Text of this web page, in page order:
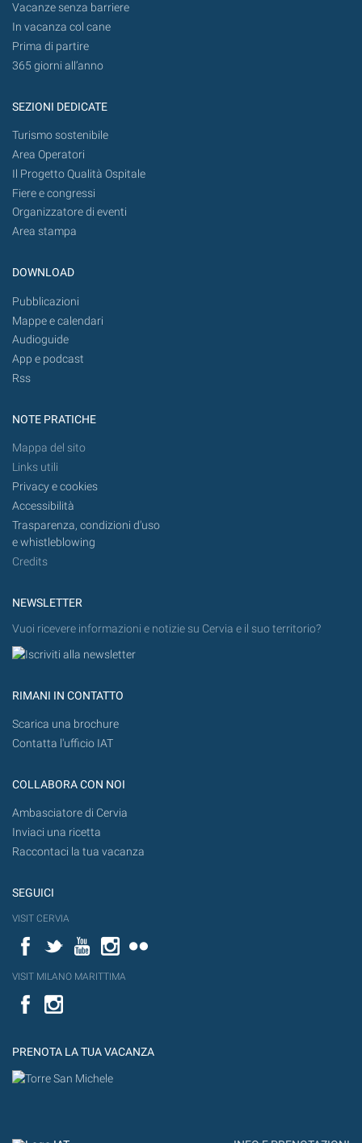
Vacanze senza barriere
In vacanza col cane
Prima di partire
365 giorni all’anno
SEZIONI DEDICATE
Turismo sostenibile
Area Operatori
Il Progetto Qualità Ospitale
Fiere e congressi
Organizzatore di eventi
Area stampa
DOWNLOAD
Pubblicazioni
Mappe e calendari
Audioguide
App e podcast
Rss
NOTE PRATICHE
Mappa del sito
Links utili
Privacy e cookies
Accessibilità
Trasparenza, condizioni d'uso
e whistleblowing
Credits
NEWSLETTER
Vuoi ricevere informazioni e notizie su Cervia e il suo territorio?
RIMANI IN CONTATTO
Scarica una brochure
Contatta l'ufficio IAT
COLLABORA CON NOI
Ambasciatore di Cervia
Inviaci una ricetta
Raccontaci la tua vacanza
SEGUICI
VISIT CERVIA
FacebookTwitterYouTubeInstagram
VISIT MILANO MARITTIMA
Facebook
PRENOTA LA TUA VACANZA